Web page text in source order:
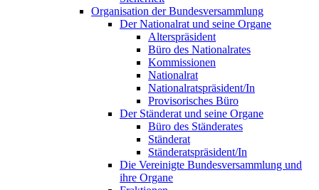
Organisation der Bundesversammlung
Der Nationalrat und seine Organe
Alterspräsident
Büro des Nationalrates
Kommissionen
Nationalrat
Nationalratspräsident/In
Provisorisches Büro
Der Ständerat und seine Organe
Büro des Ständerates
Ständerat
Ständeratspräsident/In
Die Vereinigte Bundesversammlung und
ihre Organe